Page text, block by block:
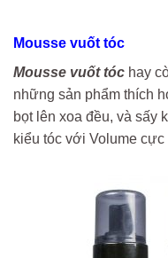
Mousse vuốt tóc
Mousse vuốt tóc hay
những sản phẩm thích
bọt lên xoa đều, và sấy
kiểu tóc với Volume